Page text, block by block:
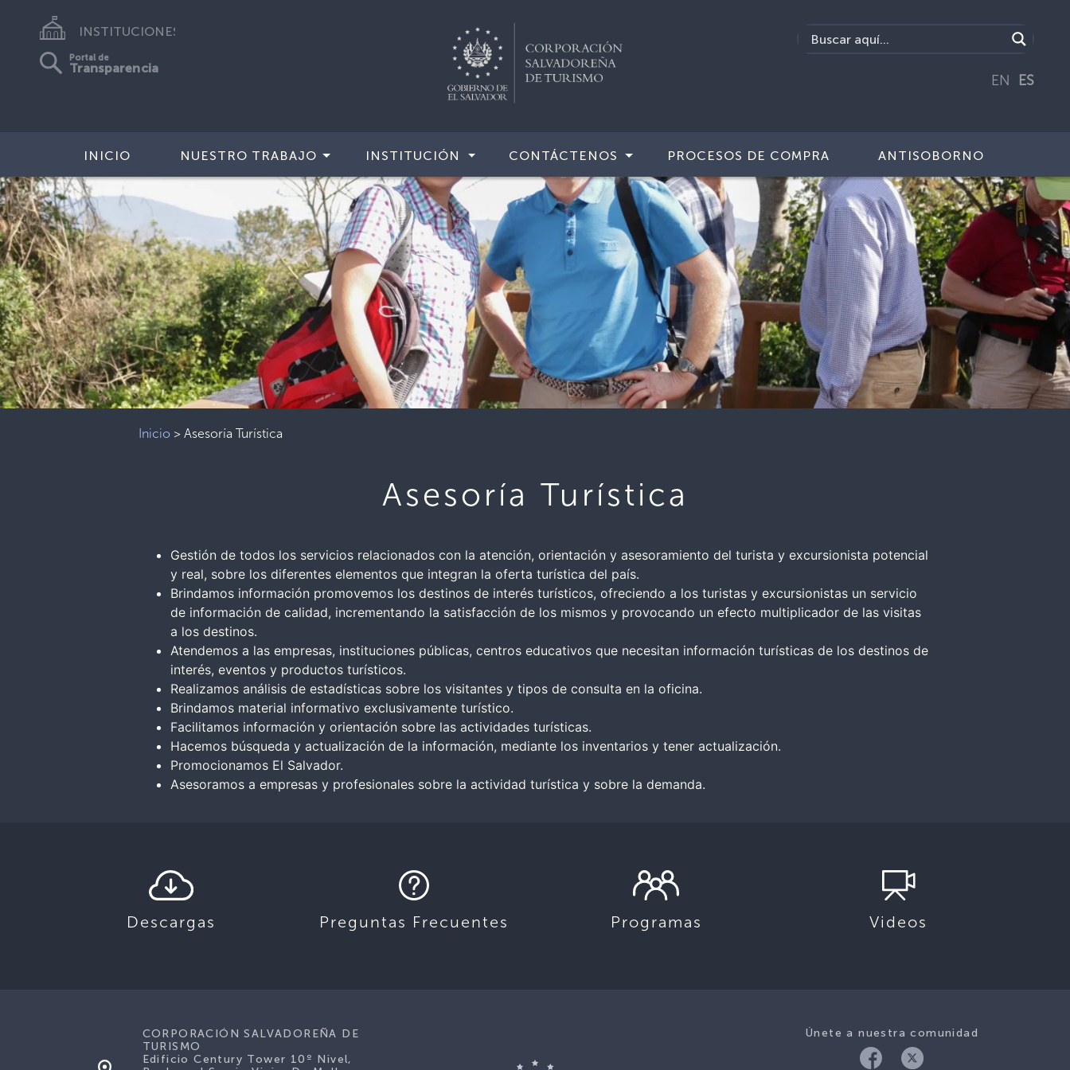
INSTITUCIONES
Portal de
Transparencia
EN ES
INICIO NUESTRO TRABAJO INSTITUCIÓN CONTÁCTENOS PROCESOS DE COMPRA ANTISOBORNO
Inicio >Asesoría Turística
Asesoría Turística
Gestión de todos los servicios relacionados con la atención, orientación y asesoramiento del turista y excursionista potencial
y real, sobre los diferentes elementos que integran la oferta turística del país.
Brindamos información promovemos los destinos de interés turísticos, ofreciendo a los turistas y excursionistas un servicio
de información de calidad, incrementando la satisfacción de los mismos y provocando un efecto multiplicador de las visitas
a los destinos.
Atendemos a las empresas, instituciones públicas, centros educativos que necesitan información turísticas de los destinos de
interés, eventos y productos turísticos.
Realizamos análisis de estadísticas sobre los visitantes y tipos de consulta en la oficina.
Brindamos material informativo exclusivamente turístico.
Facilitamos información y orientación sobre las actividades turísticas.
Hacemos búsqueda y actualización de la información, mediante los inventarios y tener actualización.
Promocionamos El Salvador.
Asesoramos a empresas y profesionales sobre la actividad turística y sobre la demanda.
Descargas Preguntas Frecuentes Programas Videos
Únete a nuestra comunidad
CORPORACIÓN SALVADOREÑA DE
TURISMO
Edificio Century Tower 10º Nivel,